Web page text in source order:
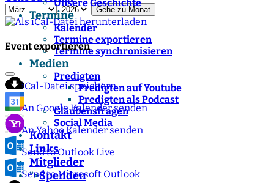
Unsere Geschichte
Termine
Kalender
Termine exportieren
Termine synchronisieren
Medien
Predigten
Predigten auf Youtube
Predigten als Podcast
Glaubensfragen
Social Media
Kontakt
Links
Mitglieder
">Spenden
Gehe zu Monat
Event exportieren
iCal-Datei speichern
An Google Kalender senden
An Yahoo Kalender senden
Send to Outlook Live
Send to Microsoft Outlook